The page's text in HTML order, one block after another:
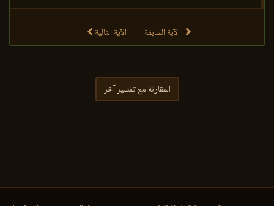
الآية السابقة الآية التالية
المقارنة مع تفسير آخر